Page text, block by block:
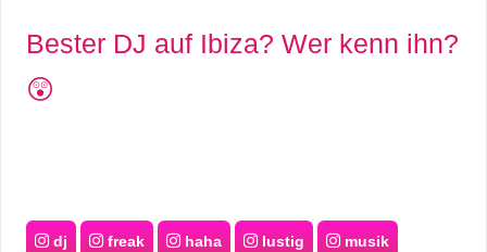
Bester DJ auf Ibiza? Wer kenn ihn?
😲
dj freak haha lustig musik